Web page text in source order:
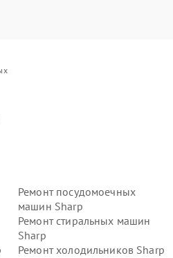
Ремонт посудомоечных
машин Sharp
Ремонт стиральных машин
Sharp
Ремонт холодильников Sharp